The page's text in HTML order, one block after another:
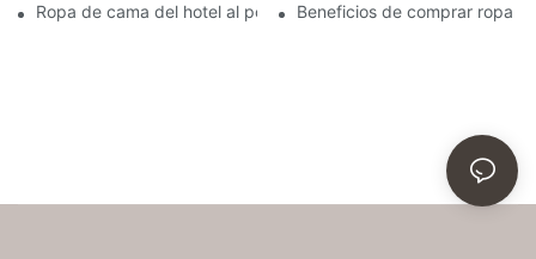
Ropa de cama del hotel al por mayor: ropa de cama de hotel
Beneficios de comprar ropa